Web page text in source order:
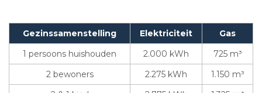
Gezinssamenstelling Elektriciteit
Gas
1 persoons huishouden
2.000 kWh
725 m³
2 bewoners
2.275 kWh
1.150 m³